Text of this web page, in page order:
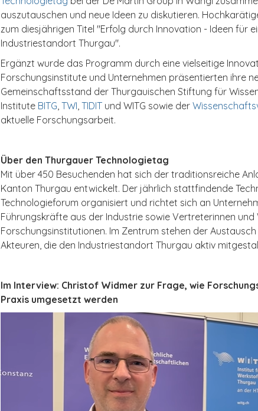
auszutauschen und neue Ideen zu diskutieren.
zum diesjährigen Titel "Erfolg durch Innovation - Ideen für
Industriestandort Thurgau".
Ergänzt wurde das Programm durch eine vielseitige
Forschungsinstitute und Unternehmen präsentierten ihre
Gemeinschaftsstand der Thurgauischen Stiftung für
Institute BITG TWI TIDIT und WITG sowie der
aktuelle Forschungsarbeit.
Über den Thurgauer Technologietag
Mit über 450 Besuchenden hat sich der traditionsreiche
Kanton Thurgau entwickelt. Der jährlich stattfindende
Technologieforum organisiert und richtet sich an
Führungskräfte aus der Industrie sowie Vertreterinnen
Forschungsinstitutionen. Im Zentrum stehen der
Akteuren, die den Industriestandort Thurgau aktiv
Im Interview: Christof Widmer zur Frage, wie
Praxis umgesetzt werden